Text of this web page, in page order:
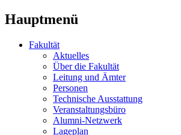
Hauptmenü
Fakultät
Aktuelles
Über die Fakultät
Leitung und Ämter
Personen
Technische Ausstattung
Veranstaltungsbüro
Alumni-Netzwerk
Lageplan